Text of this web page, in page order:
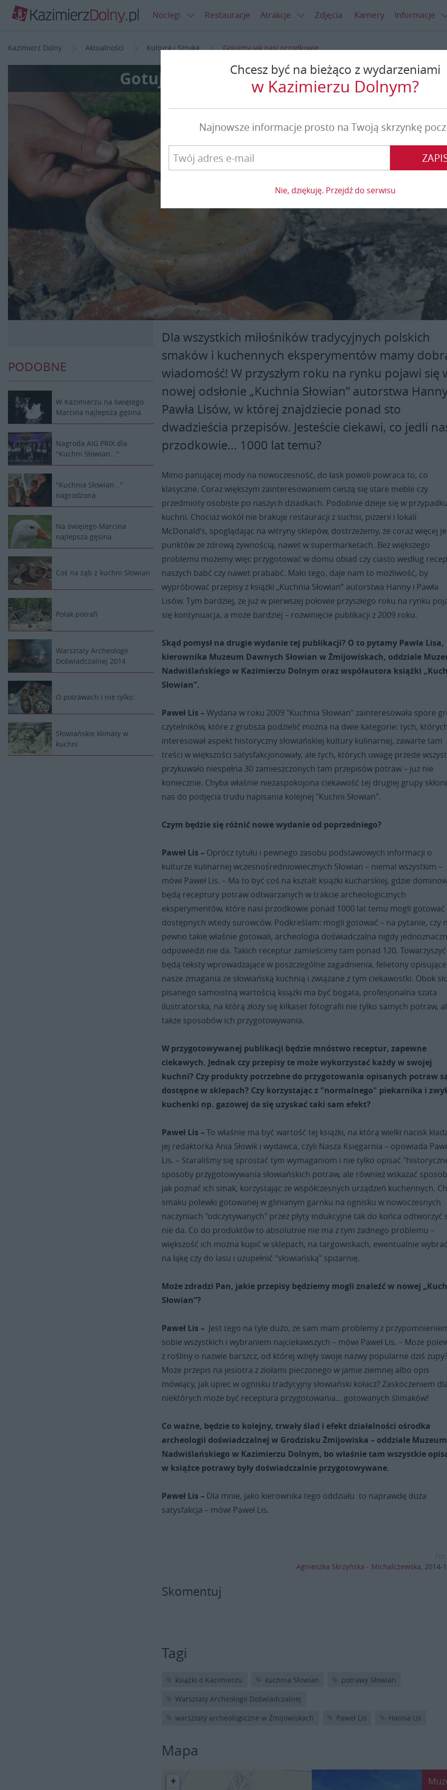
Noclegi Restauracje Atrakcje Zdjęcia Kamery Informacje
Kazimierz Dolny Aktualności Kultura i Sztuka Gotujmy jak nasi przodkowie
Gotujmy jak nasi przodkowie
PODOBNE
W Kazimierzu na świętego
Marcina najlepsza gęsina
Nagroda AIG PRIX dla
"Kuchni Słowian..."
"Kuchnia Słowian..."
nagrodzona
Na świętego Marcina
najlepsza gęsina
Coś na ząb z kuchni Słowian
Polak potrafi
Warsztaty Archeologii
Doświadczalnej 2014
O potrawach i nie tylko…
Słowiańskie klimaty w
kuchni
Dla wszystkich miłośników tradycyjnych polskich
smaków i kuchennych eksperymentów mamy
wiadomość! W przyszłym roku na rynku pojawi się
nowej odsłonie „Kuchnia Słowian” autorstwa
Pawła Lisów, w której znajdziecie ponad sto
dwadzieścia przepisów. Jesteście ciekawi, co jedli
przodkowie… 1000 lat temu?
Mimo panującej mody na nowoczesność, do łask powoli powraca to, co
klasyczne. Coraz większym zainteresowaniem cieszą się stare meble czy
przedmioty osobiste po naszych dziadkach. Podobnie dzieje się w przypadku
kuchni. Chociaż wokół nie brakuje restauracji z suchsi, pizzerii i lokali
McDonald’s, spoglądając na witryny sklepów, dostrzeżemy, że coraz więcej
punktów ze zdrową żywnością, nawet w supermarketach. Bez większego
problemu możemy więc przygotować w domu obiad czy ciasto według
naszych babć czy nawet prababć. Mało tego, daje nam to możliwość, by
wypróbować przepisy z książki „Kuchnia Słowian” autorstwa Hanny i Pawła
Lisów. Tym bardziej, że już w pierwszej połowie przyszłego roku na rynku
się kontynuacja, a może bardziej – rozwinięcie publikacji z 2009 roku.
Skąd pomysł na drugie wydanie tej publikacji? O to pytamy Pawła Lisa,
kierownika Muzeum Dawnych Słowian w Żmijowiskach, oddziale
Nadwiślańskiego w Kazimierzu Dolnym oraz współautora książki
Słowian”.
Paweł Lis –Wydana w roku 2009 "Kuchnia Słowian" zainteresowała spore
czytelników, które z grubsza podzielić można na dwie kategorie: tych,
interesował aspekt historyczny słowiańskiej kultury kulinarnej, zawarte tam
treści w większości satysfakcjonowały, ale tych, których uwagę przede
przykuwało niespełna 30 zamieszczonych tam przepisów potraw – już nie
koniecznie. Chyba właśnie niezaspokojona ciekawość tej drugiej grupy
nas do podjęcia trudu napisania kolejnej "Kuchni Słowian".
Czym będzie się różnić nowe wydanie od poprzedniego?
Paweł Lis – Oprócz tytułu i pewnego zasobu podstawowych informacji o
kulturze kulinarnej wczesnośredniowiecznych Słowian – niemal wszystkim –
mówi Paweł Lis. – Ma to być coś na kształt książki kucharskiej, gdzie
będą receptury potraw odtwarzanych w trakcie archeologicznych
eksperymentów, które nasi przodkowie ponad 1000 lat temu mogli gotować
dostępnych wtedy surowców. Podkreślam: mogli gotować – na pytanie, czy
pewno takie właśnie gotowali, archeologia doświadczalna nigdy
odpowiedzi nie da. Takich receptur zamieścimy tam ponad 120.
będą teksty wprowadzające w poszczególne zagadnienia, felietony opisujące
nasze zmagania ze słowiańską kuchnią i związane z tym ciekawostki. Obok
pisanego samoistną wartością książki ma być bogata, profesjonalna szata
ilustratorska, na którą złoży się kilkaset fotografii nie tylko samych potraw,
także sposobów ich przygotowywania.
W przygotowywanej publikacji będzie mnóstwo receptur, zapewne
ciekawych. Jednak czy przepisy te może wykorzystać każdy w swojej
kuchni? Czy produkty potrzebne do przygotowania opisanych potraw
dostępne w sklepach? Czy korzystając z "normalnego" piekarnika i
kuchenki np. gazowej da się uzyskać taki sam efekt?
Paweł Lis –To właśnie ma być wartość tej książki, na którą wielki nacisk
jej redaktorka Ania Słowik i wydawca, czyli Nasza Księgarnia – opowiada
Lis. – Staraliśmy się sprostać tym wymaganiom i nie tylko opisać
sposoby przygotowywania słowiańskich potraw, ale również wskazać
jak poznać ich smak, korzystając ze współczesnych urządzeń kuchennych.
smaku polewki gotowanej w glinianym garnku na ognisku w nowoczesnych
naczyniach "odczytywanych" przez płyty indukcyjne tak do końca odtworzyć
nie da. Co do produktów to absolutnie nie ma z tym żadnego problemu –
większość ich można kupić w sklepach, na targowiskach, ewentualnie
na łąkę czy do lasu i uzupełnić "słowiańską" spiżarnię.
Może zdradzi Pan, jakie przepisy będziemy mogli znaleźć w nowej
Słowian”?
Paweł Lis – Jest tego na tyle dużo, że sam mam problemy z
sobie wszystkich i wybraniem najciekawszych – mówi Paweł Lis. – Może
z rośliny o nazwie barszcz, od której wzięły swoje nazwy popularne dziś zupy?
Może przepis na jesiotra z ziołami pieczonego w jamie ziemnej albo opis
mówiący, jak upiec w ognisku tradycyjny słowiański kołacz? Zaskoczeniem
niektórych może być receptura przygotowania... gotowanych ślimaków!
Co ważne, będzie to kolejny, trwały ślad i efekt działalności ośrodka
archeologii doświadczalnej w Grodzisku Żmijowiska – oddziale Muzeum
Nadwiślańskiego w Kazimierzu Dolnym, bo właśnie tam wszystkie
w książce potrawy były doświadczalnie przygotowywane.
Paweł Lis – Dla mnie, jako kierownika tego oddziału to naprawdę duża
satysfakcja – mówi Paweł Lis.
Agnieszka Skrzyńska - Michalczewska, 2014-
Skomentuj
Tagi
książki o Kazimierzu kuchnia Słowian potrawy Słowian
Warsztaty Archeologii Doświadczalnej
warsztaty archeologiczne w Żmijowiskach Paweł Lis Hanna Lis
Mapa
+
Chcesz być na bieżąco z wydarzeniami
w Kazimierzu Dolnym?
Najnowsze informacje prosto na Twoją skrzynkę
Nie, dziękuję. Przejdź do serwisu